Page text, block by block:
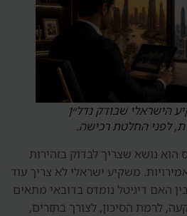
הישראלי שבודק נדל״ן
לפני החלטת רכישה.
הוא נושא שצריך לבדוק בזהירות
משקיע ישראלי לא צריך עוד
האם דיגיטל נומדס בדובאי מתאים
לרמת הסיכון, לצורך בתזרים,